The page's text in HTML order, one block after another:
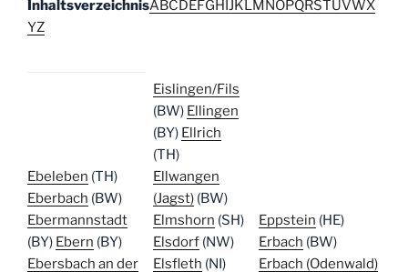
InhaltsverzeichnisABC D EFGH JKLM NOPQRSTUVWX
YZ
Ebeleben (TH)
Eberbach (BW)
Ebermannstadt
(BY) Ebern (BY)
Ebersbach an der
Eislingen/Fils
(BW) Ellingen
(BY) Ellrich
(TH)
Ellwangen
(Jagst)(BW)
Elmshorn (SH)
Elsdorf(NW)
Elsfleth (NI)
Eppstein (HE)
Erbach (BW)
Erbach (Odenwald)